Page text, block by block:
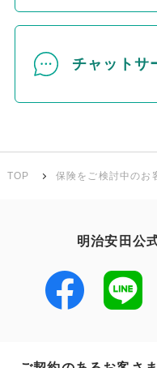
チャットサ
TOP 保険をご検討中のお
明治安田公